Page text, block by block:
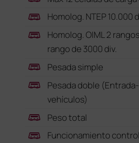
Homolog. NTEP 10.000
Homolog. OIML 2
rango de 3000 div.
Pesada simple
Pesada doble
vehículos)
Peso total
Funcionamiento